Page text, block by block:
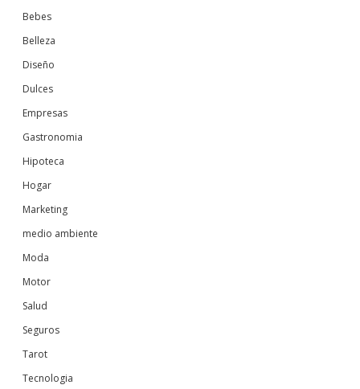
Bebes
Belleza
Diseño
Dulces
Empresas
Gastronomia
Hipoteca
Hogar
Marketing
medio ambiente
Moda
Motor
Salud
Seguros
Tarot
Tecnologia